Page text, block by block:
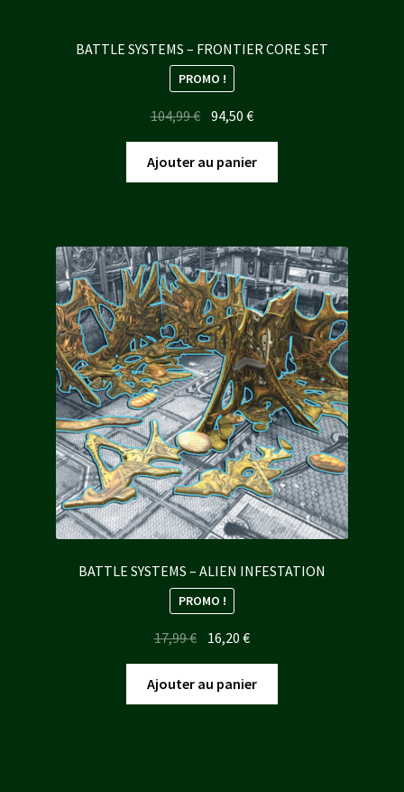
BATTLE SYSTEMS – FRONTIER CORE SET
PROMO !
104,99€ Le
initial
était :
94,50€Le
actuel
est :
Ajouter au panier
BATTLE SYSTEMS – ALIEN INFESTATION
PROMO !
17,99€ Le
prix
initial
était :
16,20€Le
prix
actuel
est :
Ajouter au panier